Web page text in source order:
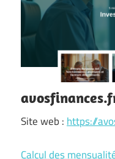
Site web : https://
Calcul des